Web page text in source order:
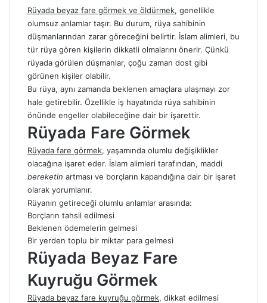
Rüyada beyaz fare görmek ve öldürmek, genellikle
olumsuz anlamlar taşır. Bu durum, rüya sahibinin
düşmanlarından zarar göreceğini belirtir. İslam alimleri, bu
tür rüya gören kişilerin dikkatli olmalarını önerir. Çünkü
rüyada görülen düşmanlar, çoğu zaman dost gibi
görünen kişiler olabilir.
Bu rüya, aynı zamanda beklenen amaçlara ulaşmayı zor
hale getirebilir. Özellikle iş hayatında rüya sahibinin
önünde engeller olabileceğine dair bir işarettir.
Rüyada Fare Görmek
Rüyada fare görmek, yaşamında olumlu değişiklikler
olacağına işaret eder. İslam alimleri tarafından, maddi
bereketin artması ve borçların kapandığına dair bir işaret
olarak yorumlanır.
Rüyanın getireceği olumlu anlamlar arasında:
Borçların tahsil edilmesi
Beklenen ödemelerin gelmesi
Bir yerden toplu bir miktar para gelmesi
Rüyada Beyaz Fare
Kuyruğu Görmek
Rüyada beyaz fare kuyruğu görmek, dikkat edilmesi